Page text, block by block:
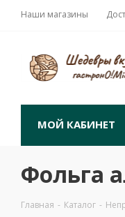
Наши магазины
МОЙ КАБИНЕТ
Фольга
Главная - Каталог -